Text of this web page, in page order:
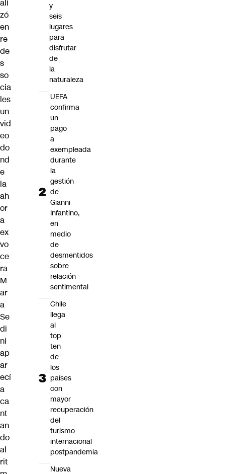
ali
zó
en
re
de
s
so
cia
les
un
vid
eo
do
nd
e
la
ah
or
a
ex
vo
ce
ra
M
ar
a
Se
di
ni
ap
ar
ecí
a
ca
nt
an
do
al
rit
y
seis
lugares
para
disfrutar
de
la
naturaleza
UEFA
confirma
un
pago
a
exempleada
durante
la
gestión
de
Gianni
Infantino,
en
medio
de
desmentidos
sobre
relación
sentimental
Chile
llega
al
top
ten
de
los
países
con
mayor
recuperación
del
turismo
internacional
postpandemia
Nueva